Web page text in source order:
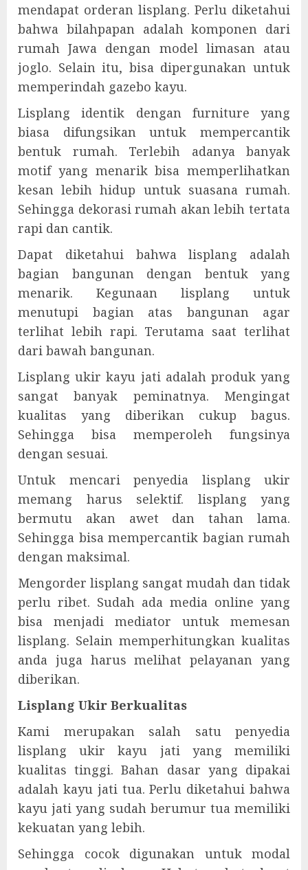
mendapat orderan lisplang. Perlu diketahui
bahwa bilahpapan adalah komponen dari
rumah Jawa dengan model limasan atau
joglo. Selain itu, bisa dipergunakan untuk
memperindah gazebo kayu.
Lisplang identik dengan furniture yang
biasa difungsikan untuk mempercantik
bentuk rumah. Terlebih adanya banyak
motif yang menarik bisa memperlihatkan
kesan lebih hidup untuk suasana rumah.
Sehingga dekorasi rumah akan lebih tertata
rapi dan cantik.
Dapat diketahui bahwa lisplang adalah
bagian bangunan dengan bentuk yang
menarik. Kegunaan lisplang untuk
menutupi bagian atas bangunan agar
terlihat lebih rapi. Terutama saat terlihat
dari bawah bangunan.
Lisplang ukir kayu jati adalah produk yang
sangat banyak peminatnya. Mengingat
kualitas yang diberikan cukup bagus.
Sehingga bisa memperoleh fungsinya
dengan sesuai.
Untuk mencari penyedia lisplang ukir
memang harus selektif. lisplang yang
bermutu akan awet dan tahan lama.
Sehingga bisa mempercantik bagian rumah
dengan maksimal.
Mengorder lisplang sangat mudah dan tidak
perlu ribet. Sudah ada media online yang
bisa menjadi mediator untuk memesan
lisplang. Selain memperhitungkan kualitas
anda juga harus melihat pelayanan yang
diberikan.
Lisplang Ukir Berkualitas
Kami merupakan salah satu penyedia
lisplang ukir kayu jati yang memiliki
kualitas tinggi. Bahan dasar yang dipakai
adalah kayu jati tua. Perlu diketahui bahwa
kayu jati yang sudah berumur tua memiliki
kekuatan yang lebih.
Sehingga cocok digunakan untuk modal